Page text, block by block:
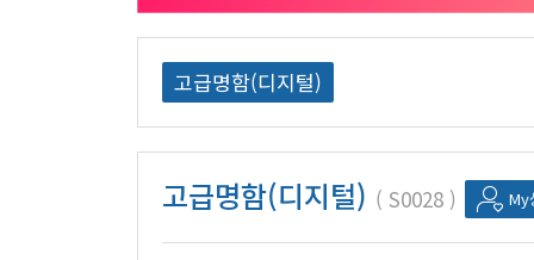
고급명함(디지털)
고급명함(디지털) S0028 My